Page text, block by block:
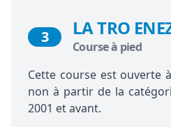
3 LA TRO
Course à pied
Cette course est ouverte
non à partir de la
2001 et avant.